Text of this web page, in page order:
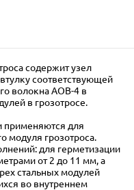
содержит узел
соответствующей
волокна АОВ-4 в
в грозотросе.
применяются для
модуля грозотроса.
для герметизации
от 2 до 11 мм, а
стальных модулей
во внутреннем